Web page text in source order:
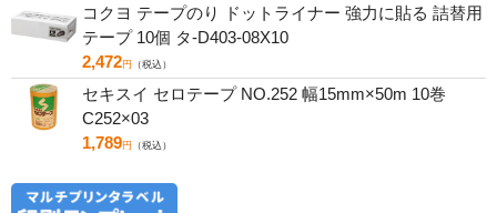
コクヨ テープのり ドットライナー 強力に貼る 詰替用
テープ 10個 タ-D403-08X10
2,472円 （税込）
セキスイ セロテープ NO.252 幅15mm×50m 10巻
C252×03
1,789円 （税込）